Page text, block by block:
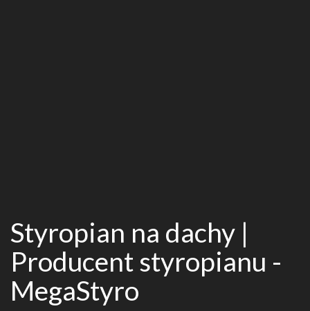
Styropian na dachy |
Producent styropianu -
MegaStyro